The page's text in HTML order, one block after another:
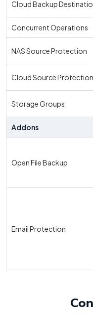
Cloud Backup
Concurrent Operations
NAS Source Protection
Cloud Source Protection
Storage Groups
Addons
Open File Backup
Email Protection